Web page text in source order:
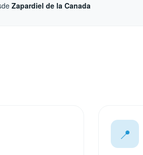
Zapardiel de la Canada
📍